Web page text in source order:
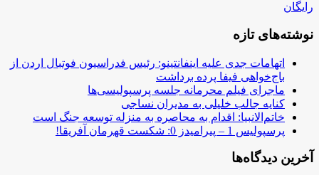
رایگان
نوشته‌های تازه
اتهامات جدی علیه اینفانتینو: رئیس فدراسیون فوتبال اردن از
باج‌خواهی فیفا پرده برداشت
ماجرای فیلم محرمانه جلسه پرسپولیسی‌ها
کنایه جالب خلیلی به مدیران نساجی
خاتم‌الانبیا: اقدام به محاصره به منزله توسعه جنگ است
پرسپولیس 1 – پیرامیدز 0: شکست قهرمان آفریقا!
آخرین دیدگاه‌ها